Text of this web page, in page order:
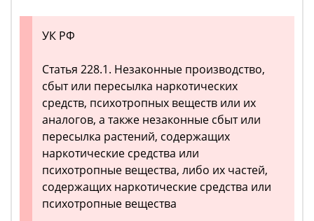
УК РФ
Статья 228.1. Незаконные производство,
сбыт или пересылка наркотических
средств, психотропных веществ или их
аналогов, а также незаконные сбыт или
пересылка растений, содержащих
наркотические средства или
психотропные вещества, либо их частей,
содержащих наркотические средства или
психотропные вещества